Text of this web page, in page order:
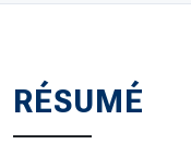
RÉSUMÉ